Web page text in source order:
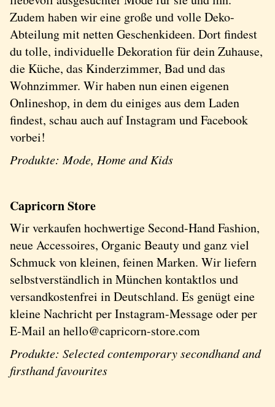
Zudem haben wir eine große und volle Deko-
Abteilung mit netten Geschenkideen. Dort findest
du tolle, individuelle Dekoration für dein Zuhause,
die Küche, das Kinderzimmer, Bad und das
Wohnzimmer. Wir haben nun einen eigenen
Onlineshop, in dem du einiges aus dem Laden
findest, schau auch auf Instagram und Facebook
vorbei!
Produkte: Mode, Home and Kids
Capricorn Store
Wir verkaufen hochwertige Second-Hand Fashion,
neue Accessoires, Organic Beauty und ganz viel
Schmuck von kleinen, feinen Marken. Wir liefern
selbstverständlich in München kontaktlos und
versandkostenfrei in Deutschland. Es genügt eine
kleine Nachricht per Instagram-Message oder per
E-Mail an hello@capricorn-store.com
Produkte: Selected contemporary secondhand and
firsthand favourites